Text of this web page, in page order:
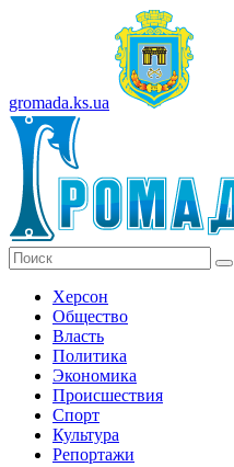
gromada.ks.ua
Херсон
Общество
Власть
Политика
Экономика
Происшествия
Спорт
Культура
Репортажи